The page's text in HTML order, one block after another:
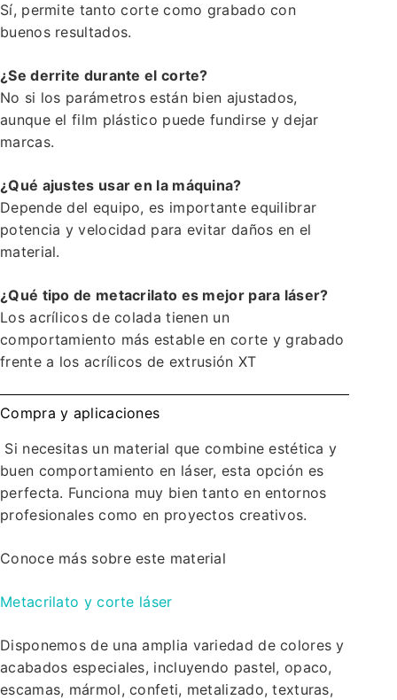
Sí, permite tanto corte como grabado con
buenos resultados.
¿Se derrite durante el corte?
No si los parámetros están bien ajustados,
aunque el film plástico puede fundirse y dejar
marcas.
¿Qué ajustes usar en la máquina?
Depende del equipo, es importante equilibrar
potencia y velocidad para evitar daños en el
material.
¿Qué tipo de metacrilato es mejor para láser?
Los acrílicos de colada tienen un
comportamiento más estable en corte y grabado
frente a los acrílicos de extrusión XT
Compra y aplicaciones
Si necesitas un material que combine estética y
buen comportamiento en láser, esta opción es
perfecta. Funciona muy bien tanto en entornos
profesionales como en proyectos creativos.
Conoce más sobre este material
Metacrilato y corte láser
Disponemos de una amplia variedad de colores y
acabados especiales, incluyendo pastel, opaco,
escamas, mármol, confeti, metalizado, texturas,